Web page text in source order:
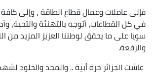
‏فإلى عاملات وعمال قطاع الطاقة ، وإلى كا‏فة
في كل القطاعات، أتوجه بالتهنئة والتحية،
سويا على ما يحقق لوطننا العزيز المزيد من
والرفعة.
عاشت الجزائر حرة أبية ..‏ والمجد والخلود